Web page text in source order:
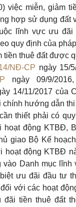
) việc miễn, giảm
hợp sử dụng đất
lĩnh vực ưu
quy định của
tiền thuê đất được
NĐ-CP ngày 15/
ngày 09/9/
14/11/2017 của
chính hướng dẫn thi
thiết phải có
hoạt động KTBĐ,
giao Bộ Kế
hoạt động KTBĐ
vào Danh mục lĩnh
ưu đãi đầu tư
với các hoạt
tiền thuê đất